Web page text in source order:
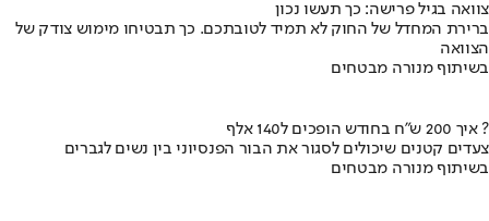
צוואה בגיל פרישה: כך תעשו נכון
ברירת המחדל של החוק לא תמיד לטובתכם. כך תבטיחו מימוש צודק של
הצוואה
בשיתוף מנורה מבטחים
איך 200 ש"ח בחודש הופכים ל140 אלף ?
צעדים קטנים שיכולים לסגור את הבור הפנסיוני בין נשים לגברים
בשיתוף מנורה מבטחים